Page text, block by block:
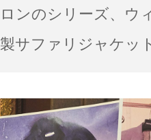
ンのシリーズ、ウ
サファリジャケッ